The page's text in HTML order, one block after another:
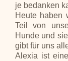
je bedanken
Heute haben
Teil von
Hunde und
gibt für uns
Alexia ist